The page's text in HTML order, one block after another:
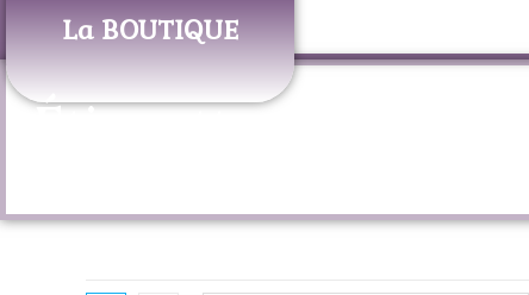
La BOUTIQUE
Étiquette :